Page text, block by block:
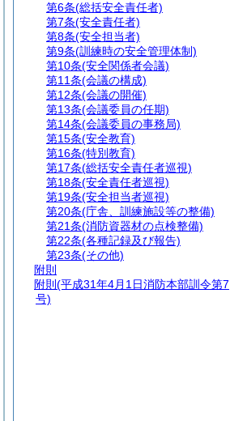
第6条(総括安全責任者)
第7条(安全責任者)
第8条(安全担当者)
第9条(訓練時の安全管理体制)
第10条(安全関係者会議)
第11条(会議の構成)
第12条(会議の開催)
第13条(会議委員の任期)
第14条(会議委員の事務局)
第15条(安全教育)
第16条(特別教育)
第17条(総括安全責任者巡視)
第18条(安全責任者巡視)
第19条(安全担当者巡視)
第20条(庁舎、訓練施設等の整備)
第21条(消防資器材の点検整備)
第22条(各種記録及び報告)
第23条(その他)
附則
附則 (平成31年4月1日消防本部訓令第7
号)